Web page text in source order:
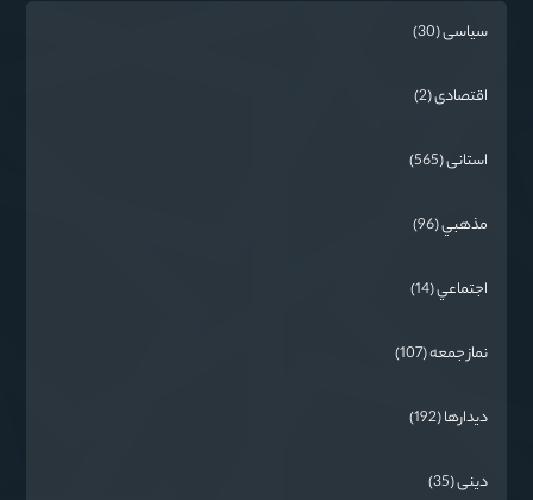
سیاسی (30)
اقتصادی (2)
استانی (565)
مذهبي (96)
اجتماعي (14)
نماز جمعه (107)
دیدارها (192)
دینی (35)